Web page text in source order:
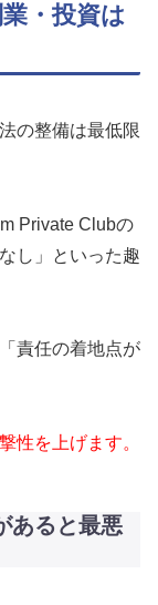
・投資は
の整備は最低限
Private Clubの
し」といった趣
責任の着地点が
性を上げます。
あると最悪